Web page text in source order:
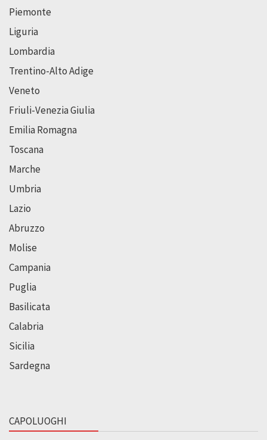
Piemonte
Liguria
Lombardia
Trentino-Alto Adige
Veneto
Friuli-Venezia Giulia
Emilia Romagna
Toscana
Marche
Umbria
Lazio
Abruzzo
Molise
Campania
Puglia
Basilicata
Calabria
Sicilia
Sardegna
CAPOLUOGHI